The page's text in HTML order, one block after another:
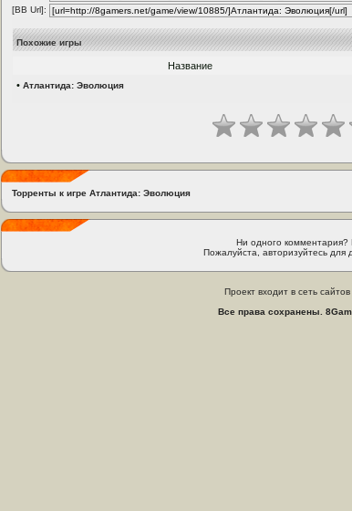
[BB Url]:
Похожие игры
Название
• Атлантида: Эволюция
Торренты к игре Атлантида: Эволюция
Ни одного комментария?
Пожалуйста, авторизуйтесь для
Проект входит в сеть сайтов
Все права сохранены.